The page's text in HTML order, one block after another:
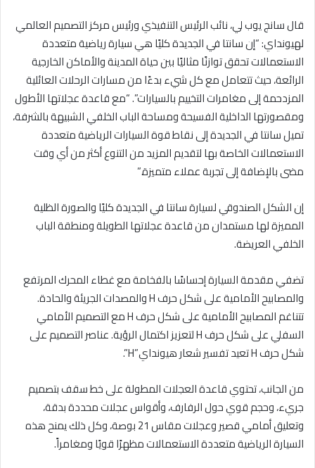
قال سانج يوب لي، نائب الرئيس التنفيذي ورئيس مركز التصميم العالمي
لهيونداي: “إن سانتا في الجديدة كليًا هي سيارة رياضية متعددة
الاستعمالات تحقق توازنًا مثاليًا بين حياة المدينة والأماكن الخارجية
الرائعة، حيث تتعامل مع كل شيء بدءًا من مسارات الرحلات العائلية
المزدحمة إلى مغامرات التخييم بالسيارات”. “مع قاعدة عجلاتها الأطول
ومقصورتها الداخلية الفسيحة ومساحة الباب الخلفي الشبيهة بالشرفة،
تميل سانتا في الجديدة إلى نقاط قوة السيارات الرياضية متعددة
الاستعمالات الخاصة بها لتقديم المزيد من التنوع أكثر من أي وقت
مضى بالإضافة إلى تجربة عملاء متميزة.”
إن الشكل الصندوقي لسيارة سانتا في الجديدة كليًا والصورة الظلية
المميزة لها مستمدان من قاعدة عجلاتها الطويلة ومنطقة الباب
الخلفي العريضة.
تضفي مقدمة السيارة إحساسًا بالفخامة مع غطاء المحرك المرتفع
والمصابيح الأمامية على شكل حرف H والمصدات الجريئة والحادة.
تتناغم المصابيح الأمامية على شكل حرف H مع التصميم الأمامي
السفلي على شكل حرف H لتعزيز اكتمال الرؤية. عناصر التصميم على
شكل حرف H تعيد تفسير شعار هيونداي”H”.
من الجانب، تحتوي قاعدة العجلات المطولة على خط سقف بتصميم
جريء، وحجم قوي حول الرفارف، وأقواس عجلات محددة بدقة،
وتعليق أمامي قصير وعجلات مقاس 21 بوصة، وكل ذلك يمنح هذه
السيارة الرياضية متعددة الاستعمالات مظهرًا قويًا ومغامراً.